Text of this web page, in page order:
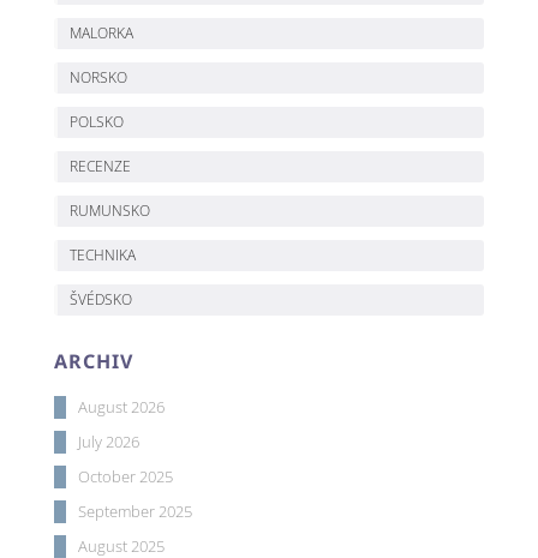
MALORKA
NORSKO
POLSKO
RECENZE
RUMUNSKO
TECHNIKA
ŠVÉDSKO
ARCHIV
August 2026
July 2026
October 2025
September 2025
August 2025